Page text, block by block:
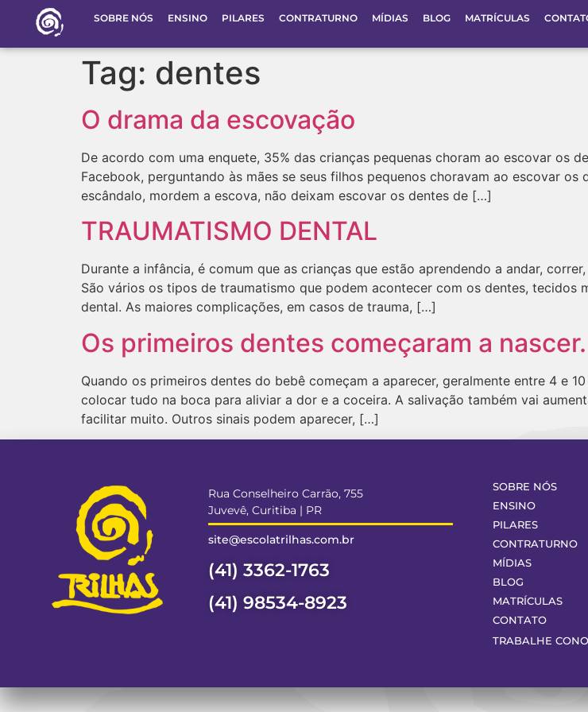
SOBRE NÓS ENSINO PILARES CONTRATURNO MÍDIAS BLOG MATRÍCULAS
Tag: dentes
O drama da escovação
De acordo com uma enquete, 35% das crianças pequenas choram ao escovar os
Facebook, perguntando às mães se seus filhos pequenos choravam ao escovar
escândalo, mordem a escova, não deixam escovar os dentes de […]
TRAUMATISMO DENTAL
Durante a infância, é comum que as crianças que estão aprendendo a andar,
São vários os tipos de traumatismo que podem acontecer com os dentes, tecidos
dental. As maiores complicações, em casos de trauma, […]
Os primeiros dentes começaram a
Quando os primeiros dentes do bebê começam a aparecer, geralmente entre 4 e
colocar tudo na boca para aliviar a dor e a coceira. A salivação também vai
facilitar muito. Outros sinais podem aparecer, […]
Rua Conselheiro Carrão, 755
Juvevê, Curitiba | PR
site@escolatrilhas.com.br
(41) 3362-1763
(41) 98534-8923
SOBRE NÓS
ENSINO
PILARES
CONTRATURNO
MÍDIAS
BLOG
MATRÍCULAS
CONTATO
TRABALHE